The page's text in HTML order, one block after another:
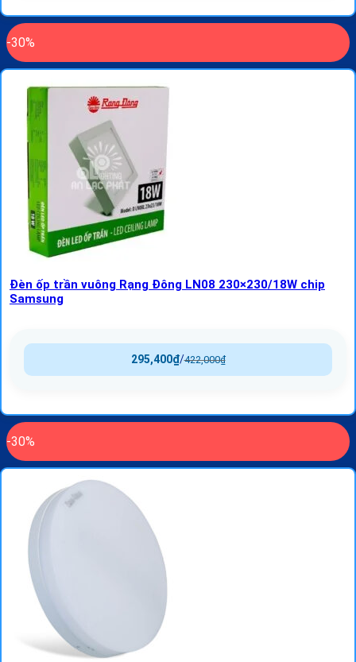
-30%
Đèn ốp trần vuông Rạng Đông LN08 230×230/18W chip
Samsung
422,000₫
/
295,400₫
-30%